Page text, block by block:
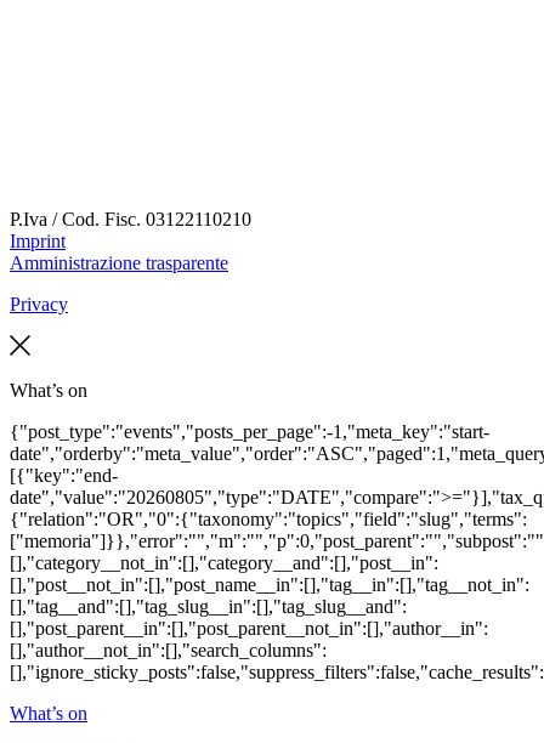
P.Iva / Cod. Fisc. 03122110210
Imprint
Amministrazione trasparente
Privacy
What’s on
{"post_type":"events","posts_per_page":-1,"meta_key":"start-
[{"key":"end-
{"relation":"OR","0":{"taxonomy":"topics","field":"slug","terms":
[],"category__not_in":[],"category__and":[],"post__in":
[],"post__not_in":[],"post_name__in":[],"tag__in":[],"tag__not_in":
[],"tag__and":[],"tag_slug__in":[],"tag_slug__and":
[],"post_parent__in":[],"post_parent__not_in":[],"author__in":
[],"author__not_in":[],"search_columns":
What’s on